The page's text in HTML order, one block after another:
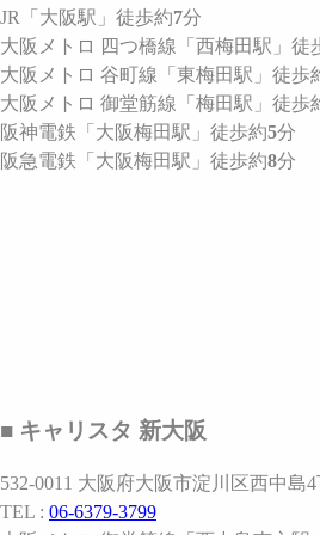
JR
「大阪駅」 徒歩約7分
大阪メトロ 四つ橋線 「西梅田駅」 徒
大阪メトロ 谷町線 「東梅田駅」 徒歩
大阪メトロ 御堂筋線 「梅田駅」 徒歩
阪神電鉄 「大阪梅田駅」 徒歩約5分
阪急電鉄 「大阪梅田駅」 徒歩約8分
■ キャリスタ 新大阪
532-0011 大阪府大阪市淀川区西中島
TEL : 06-6379-3799